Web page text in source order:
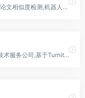
PaperFree,免费论文查重检测系统,提供论文相似度检测,机器人降重和在线改重功能
ChaEssay,一家专注于论文查重的信息技术服务公司,基于Turnitin系统提供英语,德语,法语等多语种论文检测服务